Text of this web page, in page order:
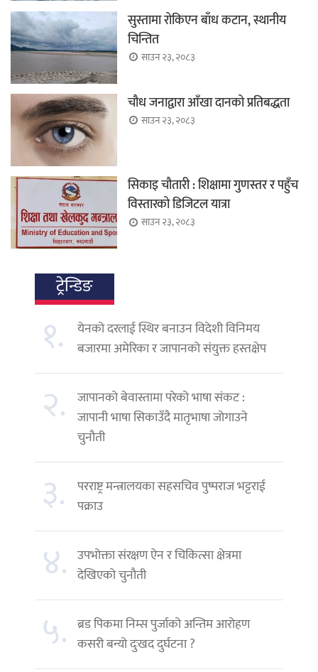
सुस्तामा रोकिएन बाँध कटान, स्थानीय
चिन्तित
साउन २३, २०८३
चौध जनाद्वारा आँखा दानको प्रतिबद्धता
साउन २३, २०८३
सिकाइ चौतारी : शिक्षामा गुणस्तर र पहुँच
विस्तारको डिजिटल यात्रा
साउन २३, २०८३
ट्रेन्डिङ
१.
येनको दरलाई स्थिर बनाउन विदेशी विनिमय
बजारमा अमेरिका र जापानको संयुक्त हस्तक्षेप
२. जापानको बेवास्तामा परेको भाषा संकट :
जापानी भाषा सिकाउँदै मातृभाषा जोगाउने
चुनौती
३.
परराष्ट्र मन्त्रालयका सहसचिव पुष्पराज भट्टराई
पक्राउ
४. उपभोक्ता संरक्षण ऐन र चिकित्सा क्षेत्रमा
देखिएको चुनौती
५. ब्रड पिकमा निम्स पुर्जाको अन्तिम आरोहण
कसरी बन्यो दुःखद दुर्घटना ?